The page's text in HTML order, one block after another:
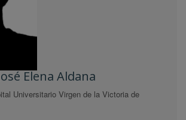
Elena Aldana
Universitario Virgen de la Victoria de